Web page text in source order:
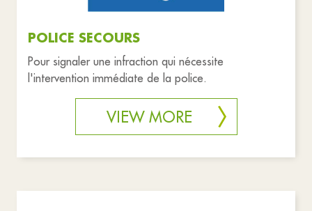
POLICE SECOURS
Pour signaler une infraction qui nécessite
l'intervention immédiate de la police.
VIEW MORE